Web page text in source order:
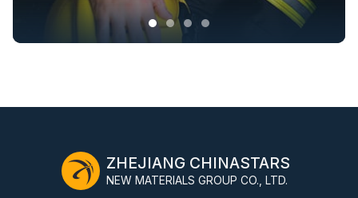
ZHEJIANG CHINASTARS
NEW MATERIALS GROUP CO., LTD.